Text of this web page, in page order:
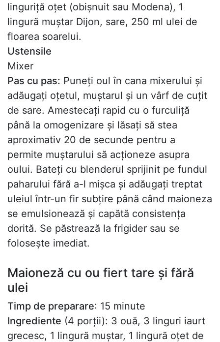
linguriță oțet (obișnuit sau Modena), 1
lingură muștar Dijon, sare, 250 ml ulei de
floarea soarelui.
Ustensile
Mixer
Pas cu pas: Puneți oul în cana mixerului și
adăugați oțetul, muștarul și un vârf de cuțit
de sare. Amestecați rapid cu o furculiță
până la omogenizare și lăsați să stea
aproximativ 20 de secunde pentru a
permite muștarului să acționeze asupra
oului. Bateți cu blenderul sprijinit pe fundul
paharului fără a-l mișca și adăugați treptat
uleiul într-un fir subțire până când maioneza
se emulsionează și capătă consistența
dorită. Se păstrează la frigider sau se
folosește imediat.
Maioneză cu ou fiert tare și fără
ulei
Timp de preparare: 15 minute
Ingrediente (4 porții): 3 ouă, 3 linguri iaurt
grecesc, 1 lingură muștar, 1 lingură oțet de